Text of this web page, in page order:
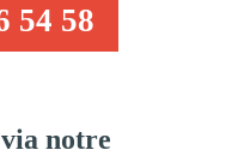
54 58
notre